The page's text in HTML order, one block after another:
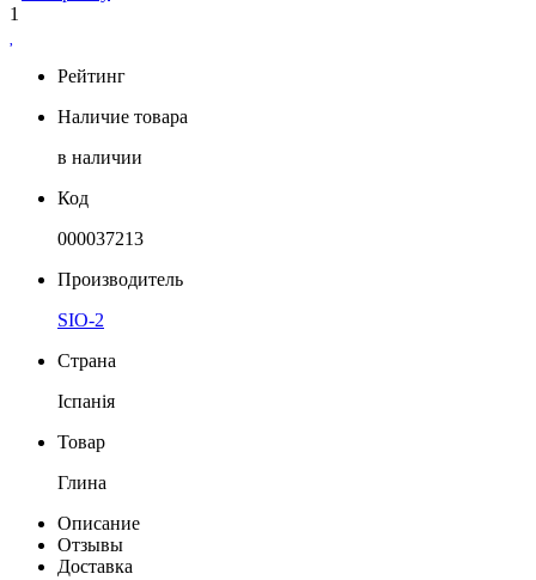
1
Рейтинг
Наличие товара
в наличии
Код
000037213
Производитель
SIO-2
Страна
Іспанія
Товар
Глина
Описание
Отзывы
Доставка